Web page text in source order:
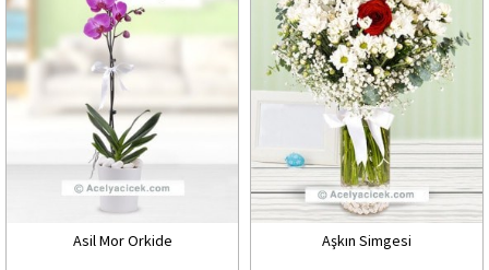
Asil Mor Orkide Aşkın Simgesi